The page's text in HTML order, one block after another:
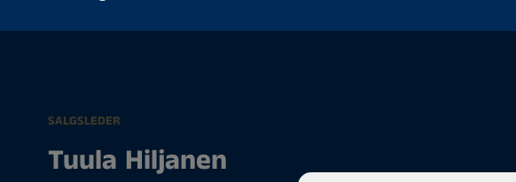
SALGSLEDER
Tuula Hiljanen